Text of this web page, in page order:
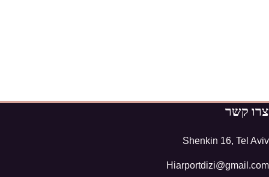
צרו קשר
Shenkin 16, Tel Aviv
Hiarportdizi@gmail.com